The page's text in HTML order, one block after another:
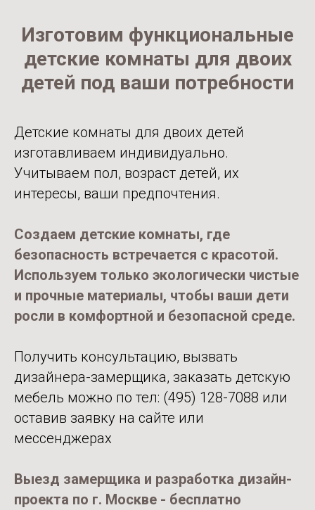
Изготовим функциональные
детские комнаты для двоих
детей под ваши потребности
Детские комнаты для двоих детей
изготавливаем индивидуально.
Учитываем пол, возраст детей, их
интересы, ваши предпочтения.
Создаем детские комнаты, где
безопасность встречается с красотой.
Используем только экологически чистые
и прочные материалы, чтобы ваши дети
росли в комфортной и безопасной среде.
Получить консультацию, вызвать
дизайнера-замерщика, заказать детскую
мебель можно по тел: (495) 128-7088 или
оставив заявку на сайте или
мессенджерах
Выезд замерщика и разработка дизайн-
проекта по г. Москве - бесплатно